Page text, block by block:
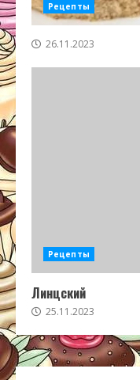
Рецепты
26.11.2023
Рецепты
Линцский
25.11.2023